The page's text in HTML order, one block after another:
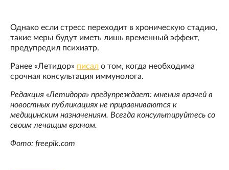
Однако если стресс переходит в хроническую стадию,
такие меры будут иметь лишь временный эффект,
предупредил психиатр.
Ранее «Летидор» писал о том, когда необходима
срочная консультация иммунолога.
Редакция «Летидора» предупреждает: мнения врачей в
новостных публикациях не приравниваются к
медицинским назначениям. Всегда консультируйтесь со
своим лечащим врачом.
Фото: freepik.com